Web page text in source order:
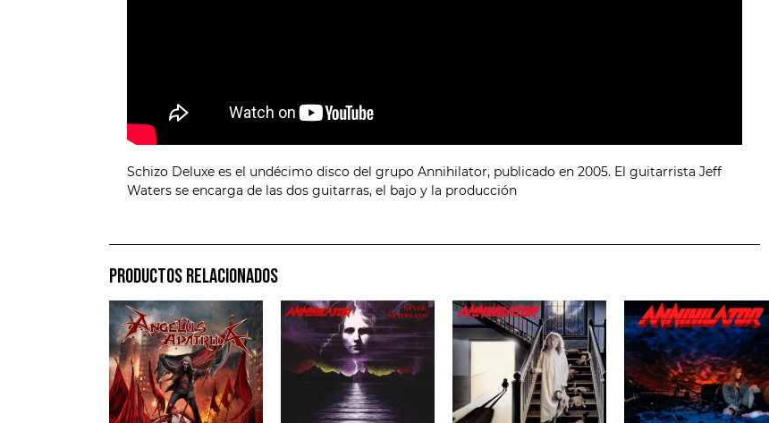
Schizo Deluxe es el undécimo disco del grupo Annihilator, publicado en 2005. El guitarrista Jeff
Waters se encarga de las dos guitarras, el bajo y la producción
PRODUCTOS RELACIONADOS